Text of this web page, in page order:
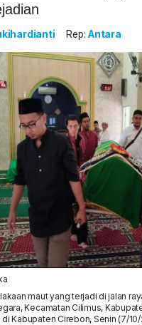
Rep: Antara
maut yang terjadi di jalan
Kecamatan Cilimus,
Kabupaten Cirebon, Senin (7/